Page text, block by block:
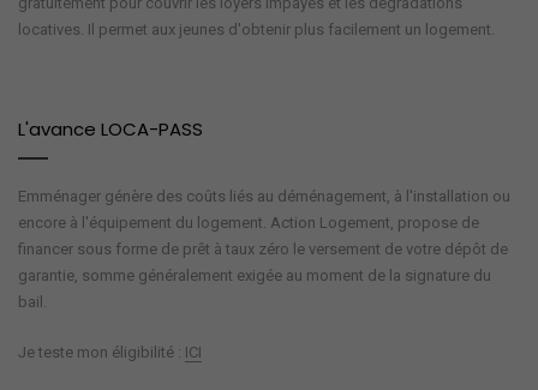
locatives. Il permet aux jeunes d'obtenir plus facilement un logement.
L'avance LOCA-PASS
Emménager génère des coûts liés au déménagement, à l'installation ou
encore à l'équipement du logement. Action Logement, propose de
financer sous forme de prêt à taux zéro le versement de votre dépôt de
garantie, somme généralement exigée au moment de la signature du
bail.
Je teste mon éligibilité : ICI